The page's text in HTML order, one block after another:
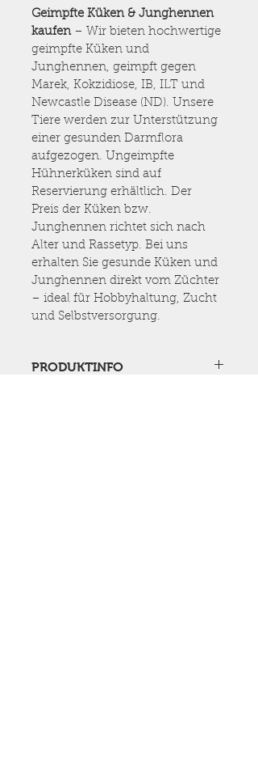
Geimpfte Küken & Junghennen
kaufen – Wir bieten hochwertige
geimpfte Küken und
Junghennen, geimpft gegen
Marek, Kokzidiose, IB, ILT und
Newcastle Disease (ND). Unsere
Tiere werden zur Unterstützung
einer gesunden Darmflora
aufgezogen. Ungeimpfte
Hühnerküken sind auf
Reservierung erhältlich. Der
Preis der Küken bzw.
Junghennen richtet sich nach
Alter und Rassetyp. Bei uns
erhalten Sie gesunde Küken und
Junghennen direkt vom Züchter
– ideal für Hobbyhaltung, Zucht
und Selbstversorgung.
PRODUKTINFO